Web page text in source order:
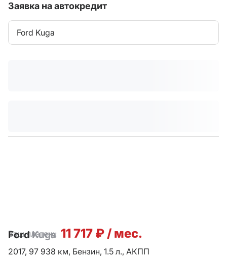
Заявка на автокредит
Ford Kuga
Ваш платеж: 11 717 ₽ / мес.
FordKuga
2017, 97 938 км, Бензин, 1.5 л., АКПП